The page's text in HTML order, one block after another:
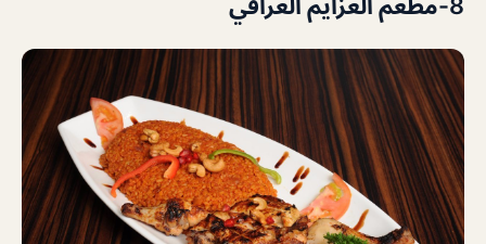
8-مطعم العزايم العراقي